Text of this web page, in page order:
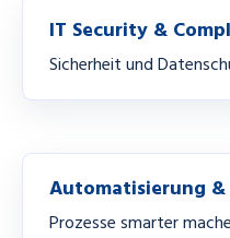
IT Security &
Sicherheit und
Automatisierung
Prozesse smarter